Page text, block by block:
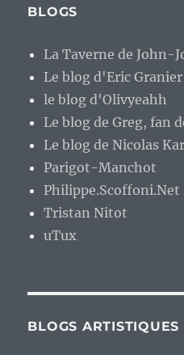
BLOGS
La Taverne de John-
Le blog d'Eric Granier
le blog d'Olivyeahh
Le blog de Greg, fan
Le blog de Nicolas
Parigot-Manchot
Philippe.Scoffoni.Net
Tristan Nitot
uTux
BLOGS ARTISTIQUES